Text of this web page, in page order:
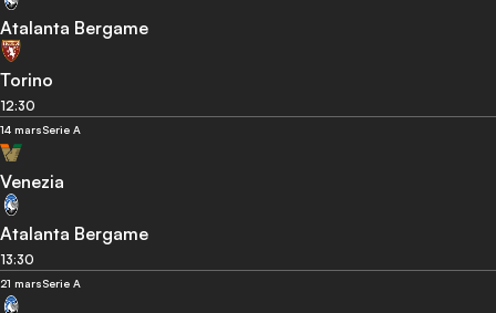
Atalanta Bergame
Torino
12:30
14 marsSerie A
Venezia
Atalanta Bergame
13:30
21 marsSerie A